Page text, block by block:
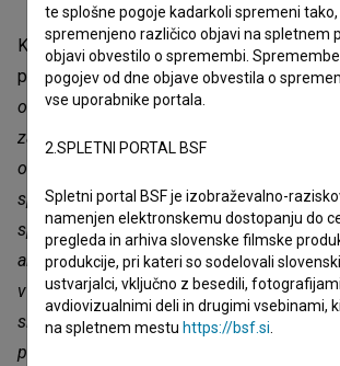
Kustosinja, likovna in filmska kritičarka,
projektu zapisala:“Splav ostaja
osebami, ki so ga izkusile, je pogosto
zavit v ambivalentno tančico bolečine,
obžalovanja. Film na realistični, čutni, pa
spiritualni ravni osvetljuje okoliščine
splava, ki so praviloma večplastne – tako
aktualnih družbenopolitičnih struktur in
v svoji intimni izkušnji. Gre za
situacije, ki se upirajo poenostavljenim
prvi splav je izkušnja; vsaka individualna,
te splošne pogoje kadarkoli spremeni tako,
spremenjeno različico objavi na spletnem
objavi obvestilo o spremembi.
pogojev od dne objave obvestila o
vse uporabnike portala.
2.SPLETNI PORTAL BSF
Spletni portal BSF je izobraževalno-
namenjen elektronskemu dostopanju do
pregleda in arhiva slovenske filmske
produkcije, pri kateri so sodelovali
ustvarjalci, vključno z besedili,
avdiovizualnimi deli in drugimi vsebinami,
na spletnem mestu https://bsf.si